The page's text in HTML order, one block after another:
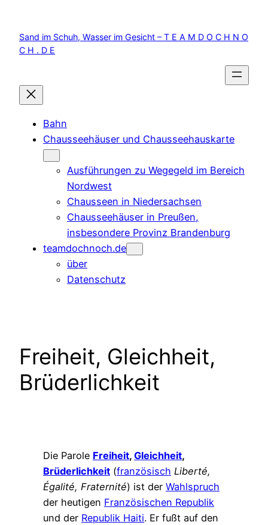
springen
Sand im Schuh, Wasser im Gesicht – T E A M D O C H N O
C H . D E
Bahn
Chausseehäuser und Chausseehauskarte
Ausführungen zu Wegegeld im Bereich
Nordwest
Chausseen in Niedersachsen
Chausseehäuser in Preußen,
insbesondere Provinz Brandenburg
teamdochnoch.de
über
Datenschutz
Freiheit, Gleichheit,
Brüderlichkeit
Die Parole Freiheit, Gleichheit,
Brüderlichkeit (französisch Liberté,
Égalité, Fraternité) ist der Wahlspruch
der heutigen Französischen Republik
und der Republik Haiti. Er fußt auf den